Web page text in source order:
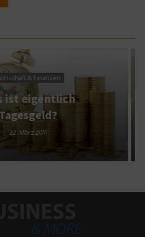
Kreditkarten im Ausland
nutzen – darauf sollten
Reisende achten